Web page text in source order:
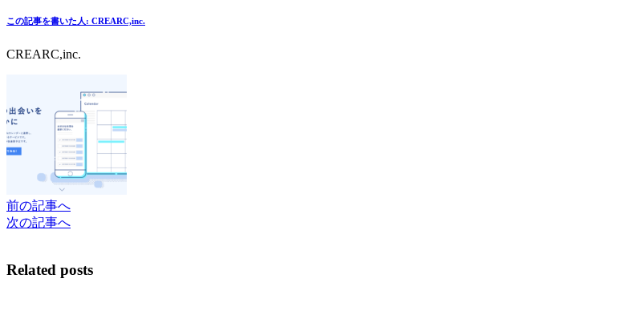
この記事を書いた人: CREARC,inc.
CREARC,inc.
前の記事へ
次の記事へ
Related posts